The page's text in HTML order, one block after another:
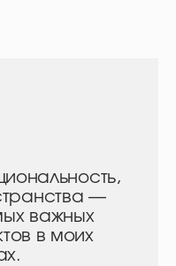
—
важных
в моих